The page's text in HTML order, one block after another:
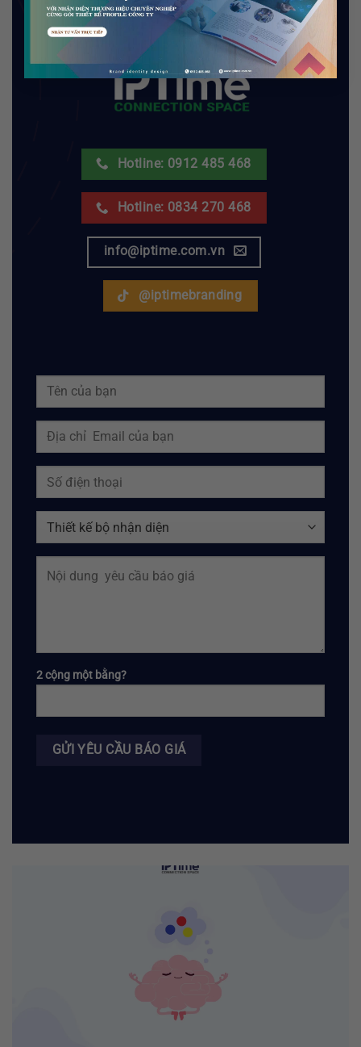
Tư vấn thiết kế thương hiệu
Nhận tư vấn 1:1 với chuyên gia thương hiệu của
Hotline: 0912 485 468
Hotline: 0834 270 468
info@iptime.com.vn
@iptimebranding
2 cộng một bằng?